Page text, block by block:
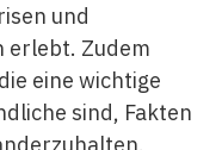
und
erlebt. Zudem
eine wichtige
sind, Fakten